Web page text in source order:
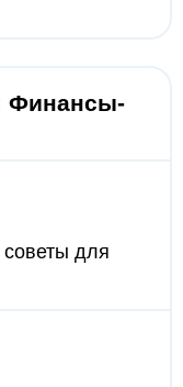
Финансы-
советы для